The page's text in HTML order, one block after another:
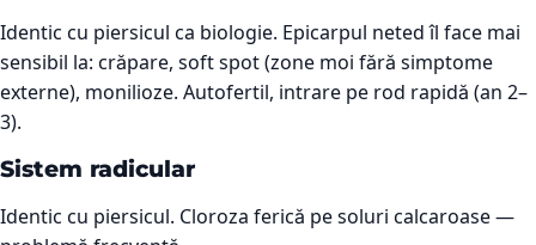
Identic cu piersicul ca biologie. Epicarpul neted îl face mai
sensibil la: crăpare, soft spot (zone moi fără simptome
externe), monilioze. Autofertil, intrare pe rod rapidă (an 2–
3).
Sistem radicular
Identic cu piersicul. Cloroza ferică pe soluri calcaroase —